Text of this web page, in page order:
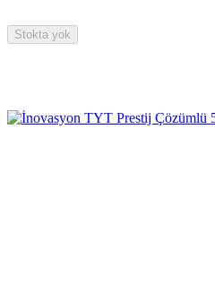
Stokta yok